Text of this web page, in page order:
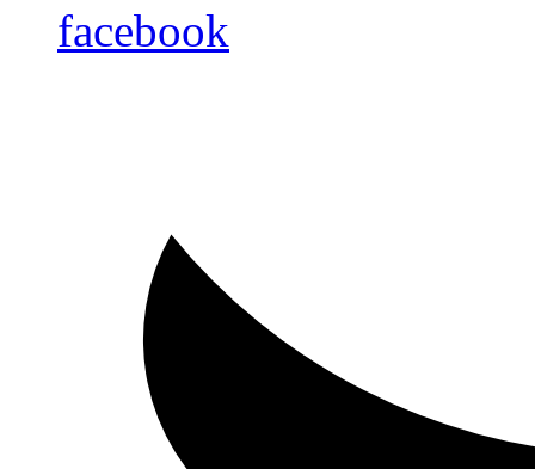
facebook